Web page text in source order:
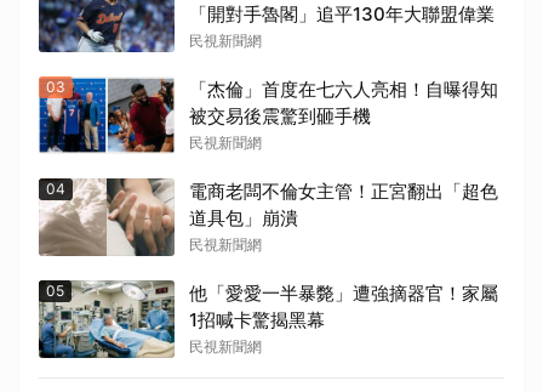
「開對手魯閣」追平130年大聯盟偉業
民視新聞網
03
「杰倫」首度在七六人亮相！自曝得知
被交易後震驚到砸手機
民視新聞網
04
電商老闆不倫女主管！正宮翻出「超色
道具包」崩潰
民視新聞網
05
他「愛愛一半暴斃」遭強摘器官！家屬
1招喊卡驚揭黑幕
民視新聞網